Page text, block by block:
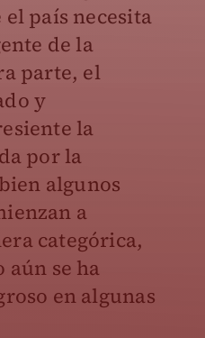
país necesita
de la
parte, el
y
la
por la
algunos
a
categórica,
se ha
en algunas